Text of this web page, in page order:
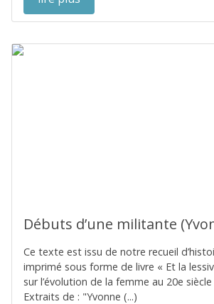
Débuts d’une militante
Ce texte est issu de notre recueil
imprimé sous forme de livre « Et la
sur l’évolution de la femme au 20e siècle
Extraits de : "Yvonne (...)